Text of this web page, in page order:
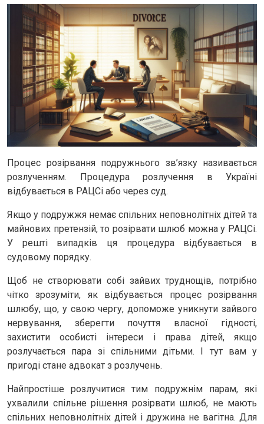
Процес розірвання подружнього зв’язку називається
розлученням. Процедура розлучення в Україні
відбувається в РАЦСі або через суд.
Якщо у подружжя немає спільних неповнолітніх дітей та
майнових претензій, то розірвати шлюб можна у РАЦСі.
У решті випадків ця процедура відбувається в
судовому порядку.
Щоб не створювати собі зайвих труднощів, потрібно
чітко зрозуміти, як відбувається процес розірвання
шлюбу, що, у свою чергу, допоможе уникнути зайвого
нервування, зберегти почуття власної гідності,
захистити особисті інтереси і права дітей, якщо
розлучається пара зі спільними дітьми. І тут вам у
пригоді стане адвокат з розлучень.
Найпростіше розлучитися тим подружнім парам, які
ухвалили спільне рішення розірвати шлюб, не мають
спільних неповнолітніх дітей і дружина не вагітна. Для